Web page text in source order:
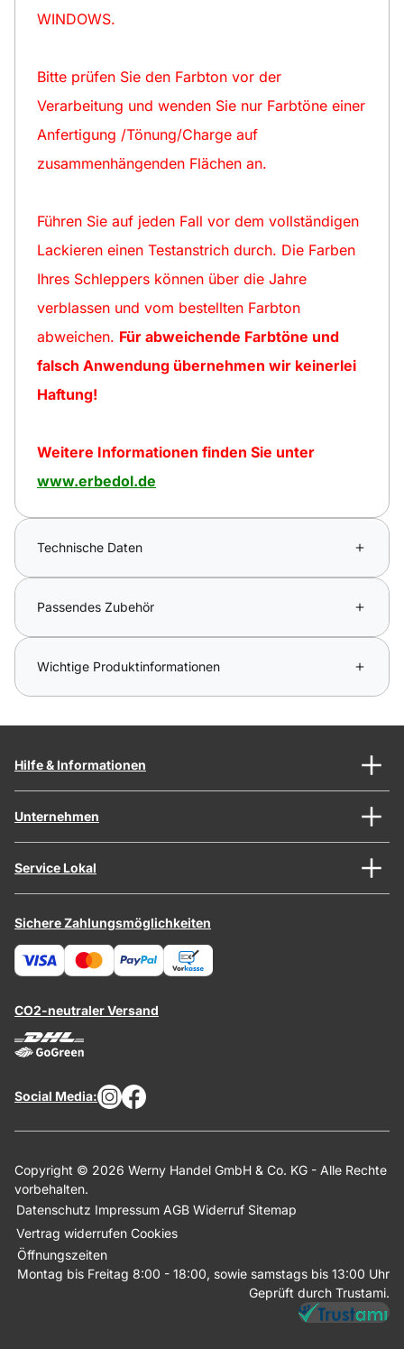
WINDOWS.
Bitte prüfen Sie den Farbton vor der
Verarbeitung und wenden Sie nur Farbtöne einer
Anfertigung /Tönung/Charge auf
zusammenhängenden Flächen an.
Führen Sie auf jeden Fall vor dem vollständigen
Lackieren einen Testanstrich durch. Die Farben
Ihres Schleppers können über die Jahre
verblassen und vom bestellten Farbton
abweichen. Für abweichende Farbtöne und
falsch Anwendung übernehmen wir keinerlei
Haftung!
Weitere Informationen finden Sie unter
www.erbedol.de
Technische Daten
Passendes Zubehör
Wichtige Produktinformationen
Hilfe & Informationen
Unternehmen
Service Lokal
Sichere Zahlungsmöglichkeiten
CO2-neutraler Versand
Social Media:
Copyright © 2026 Werny Handel GmbH & Co. KG - Alle Rechte
vorbehalten.
Datenschutz Impressum AGB Widerruf Sitemap
Vertrag widerrufen Cookies
Öffnungszeiten
Montag bis Freitag 8:00 - 18:00, sowie samstags bis 13:00 Uhr
Geprüft durch Trustami.